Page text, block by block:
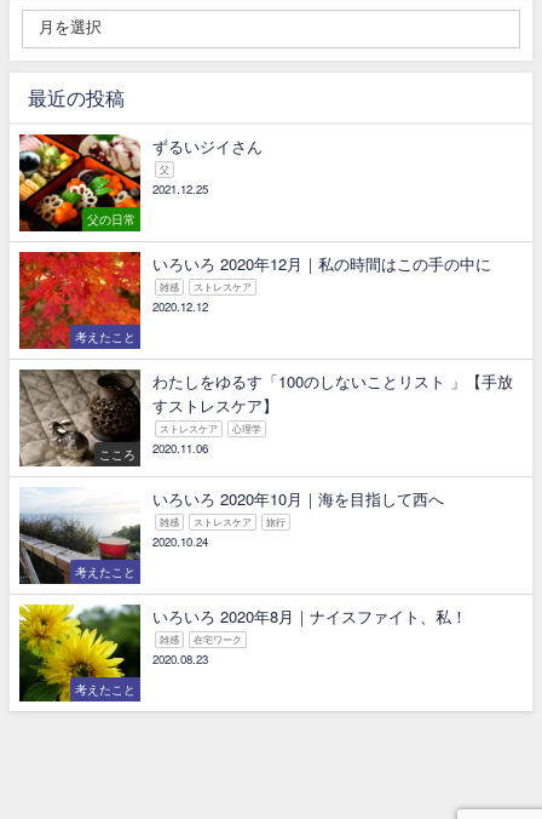
最近の投稿
父の日常
ずるいジイさん
父
2021.12.25
考えたこと
いろいろ 2020年12月｜私の時間はこの手の中に
雑感 ストレスケア
2020.12.12
こころ
わたしをゆるす「100のしないことリスト 」【手放
すストレスケア】
ストレスケア 心理学
2020.11.06
考えたこと
いろいろ 2020年10月｜海を目指して西へ
雑感 ストレスケア 旅行
2020.10.24
考えたこと
いろいろ 2020年8月｜ナイスファイト、私！
雑感 在宅ワーク
2020.08.23